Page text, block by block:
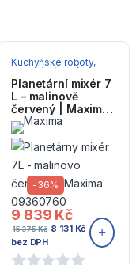
Kuchyňské roboty,
planetární mixéry
Planetární mixér 7
L – malinově
červený | Maxima
09360760
-36%
9 839 Kč
15 375Kč 8 131 Kč
bez DPH